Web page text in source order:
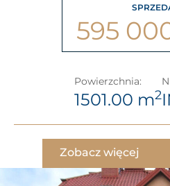
595
Powierzchnia:
1501.00 m2
Zobacz więcej